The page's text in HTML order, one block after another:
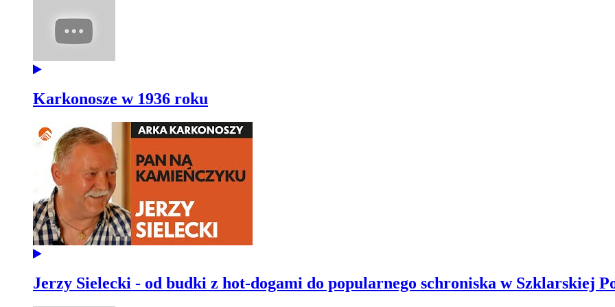
Karkonosze w 1936 roku
Jerzy Sielecki - od budki z hot-dogami do popularnego schroniska w Szklarskiej